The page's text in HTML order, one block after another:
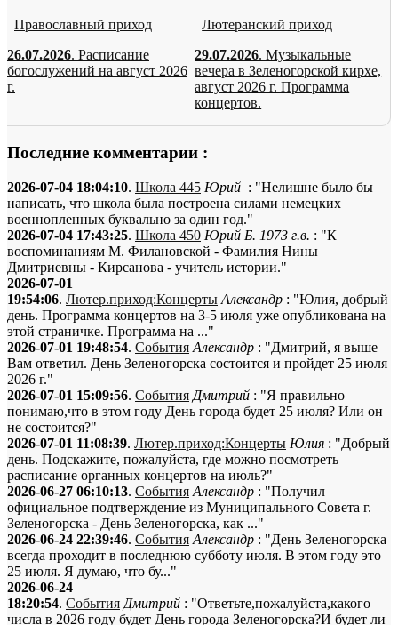
Православный приход
26.07.2026. Расписание
богослужений на август 2026
г.
Лютеранский приход
29.07.2026. Музыкальные
вечера в Зеленогорской кирхе,
август 2026 г. Программа
концертов.
Последние комментарии :
2026-07-04 18:04:10. Школа 445 Юрий : "Нелишне было бы
написать, что школа была построена силами немецких
военнопленных буквально за один год."
2026-07-04 17:43:25. Школа 450 Юрий Б. 1973 г.в. : "К
воспоминаниям М. Филановской - Фамилия Нины
Дмитриевны - Кирсанова - учитель истории."
2026-07-01
19:54:06. Лютер.приход:Концерты Александр : "Юлия, добрый
день. Программа концертов на 3-5 июля уже опубликована на
этой страничке. Программа на ..."
2026-07-01 19:48:54. События Александр : "Дмитрий, я выше
Вам ответил. День Зеленогорска состоится и пройдет 25 июля
2026 г."
2026-07-01 15:09:56. События Дмитрий : "Я правильно
понимаю,что в этом году День города будет 25 июля? Или он
не состоится?"
2026-07-01 11:08:39. Лютер.приход:Концерты Юлия : "Добрый
день. Подскажите, пожалуйста, где можно посмотреть
расписание органных концертов на июль?"
2026-06-27 06:10:13. События Александр : "Получил
официальное подтверждение из Муниципального Совета г.
Зеленогорска - День Зеленогорска, как ..."
2026-06-24 22:39:46. События Александр : "День Зеленогорска
всегда проходит в последнюю субботу июля. В этом году это
25 июля. Я думаю, что бу..."
2026-06-24
18:20:54. События Дмитрий : "Ответьте,пожалуйста,какого
числа в 2026 году будет День города Зеленогорска?И будет ли